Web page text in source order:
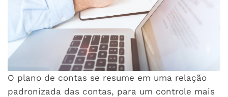
O plano de contas se resume em uma relação
padronizada das contas, para um controle mais